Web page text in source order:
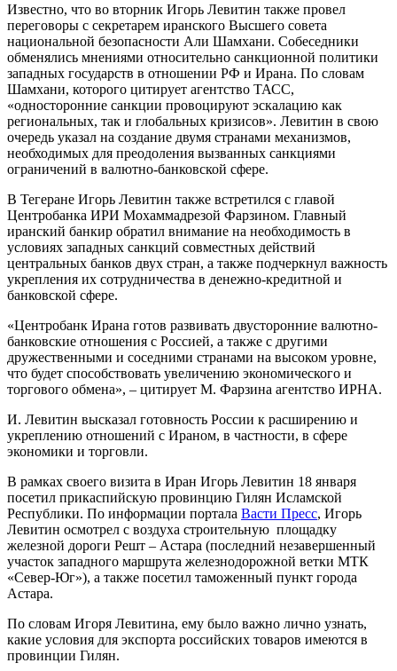
Известно, что во вторник Игорь Левитин также провел
переговоры с секретарем иранского Высшего совета
национальной безопасности Али Шамхани. Собеседники
обменялись мнениями относительно санкционной политики
западных государств в отношении РФ и Ирана. По словам
Шамхани, которого цитирует агентство ТАСС,
«односторонние санкции провоцируют эскалацию как
региональных, так и глобальных кризисов». Левитин в свою
очередь указал на создание двумя странами механизмов,
необходимых для преодоления вызванных санкциями
ограничений в валютно-банковской сфере.
В Тегеране Игорь Левитин также встретился с главой
Центробанка ИРИ Мохаммадрезой Фарзином. Главный
иранский банкир обратил внимание на необходимость в
условиях западных санкций совместных действий
центральных банков двух стран, а также подчеркнул важность
укрепления их сотрудничества в денежно-кредитной и
банковской сфере.
«Центробанк Ирана готов развивать двусторонние валютно-
банковские отношения с Россией, а также с другими
дружественными и соседними странами на высоком уровне,
что будет способствовать увеличению экономического и
торгового обмена», – цитирует М. Фарзина агентство ИРНА.
И. Левитин высказал готовность России к расширению и
укреплению отношений с Ираном, в частности, в сфере
экономики и торговли.
В рамках своего визита в Иран Игорь Левитин 18 января
посетил прикаспийскую провинцию Гилян Исламской
Республики. По информации портала Васти Пресс, Игорь
Левитин осмотрел с воздуха строительную площадку
железной дороги Решт – Астара (последний незавершенный
участок западного маршрута железнодорожной ветки МТК
«Север-Юг»), а также посетил таможенный пункт города
Астара.
По словам Игоря Левитина, ему было важно лично узнать,
какие условия для экспорта российских товаров имеются в
провинции Гилян.